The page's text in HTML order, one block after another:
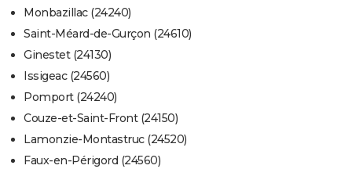
Monbazillac (24240)
Saint-Méard-de-Gurçon (24610)
Ginestet (24130)
Issigeac (24560)
Pomport (24240)
Couze-et-Saint-Front (24150)
Lamonzie-Montastruc (24520)
Faux-en-Périgord (24560)